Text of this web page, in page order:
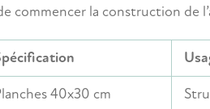
commencer la construction de
40x30 cm